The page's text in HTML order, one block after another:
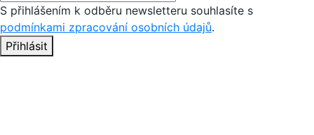
S přihlášením k odběru newsletteru souhlasíte s
podmínkami zpracování osobních údajů.
Přihlásit